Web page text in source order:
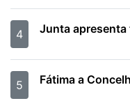
4 Junta
5 Fátima a